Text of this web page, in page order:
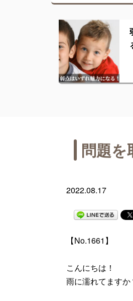
問題
2022.08.17
【No.1661】
こんにちは！
雨に濡れてますか